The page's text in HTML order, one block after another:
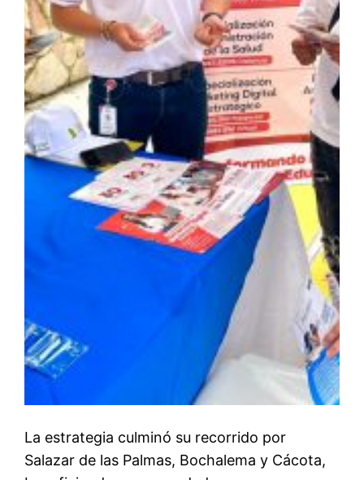
La estrategia culminó su recorrido por
Salazar de las Palmas, Bochalema y Cácota,